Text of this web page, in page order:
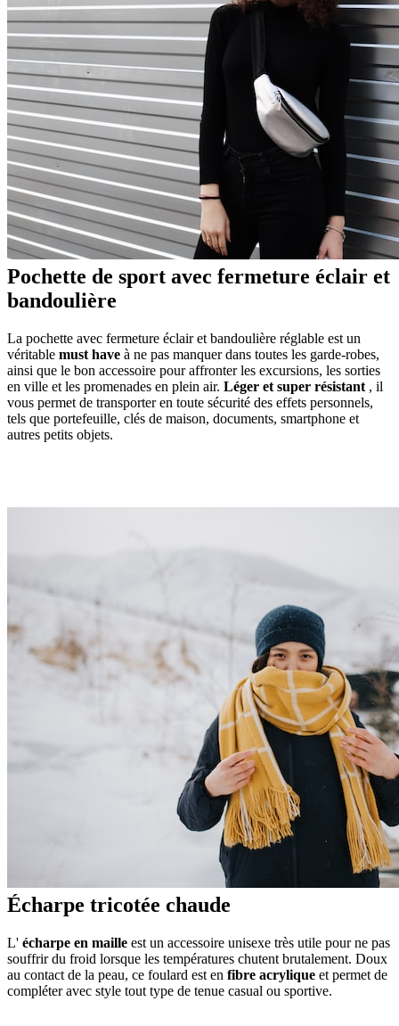
Pochette de sport avec fermeture éclair et
bandoulière
La pochette avec fermeture éclair et bandoulière réglable est un
véritable must have à ne pas manquer dans toutes les garde-robes,
ainsi que le bon accessoire pour affronter les excursions, les sorties
en ville et les promenades en plein air. Léger et super résistant , il
vous permet de transporter en toute sécurité des effets personnels,
tels que portefeuille, clés de maison, documents, smartphone et
autres petits objets.
Écharpe tricotée chaude
L' écharpe en maille est un accessoire unisexe très utile pour ne pas
souffrir du froid lorsque les températures chutent brutalement. Doux
au contact de la peau, ce foulard est en fibre acrylique et permet de
compléter avec style tout type de tenue casual ou sportive.